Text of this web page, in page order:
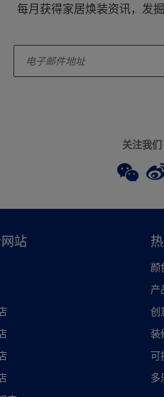
每月获得家居焕装资讯，发
关注我们
站
颜
产
创
装
可
多